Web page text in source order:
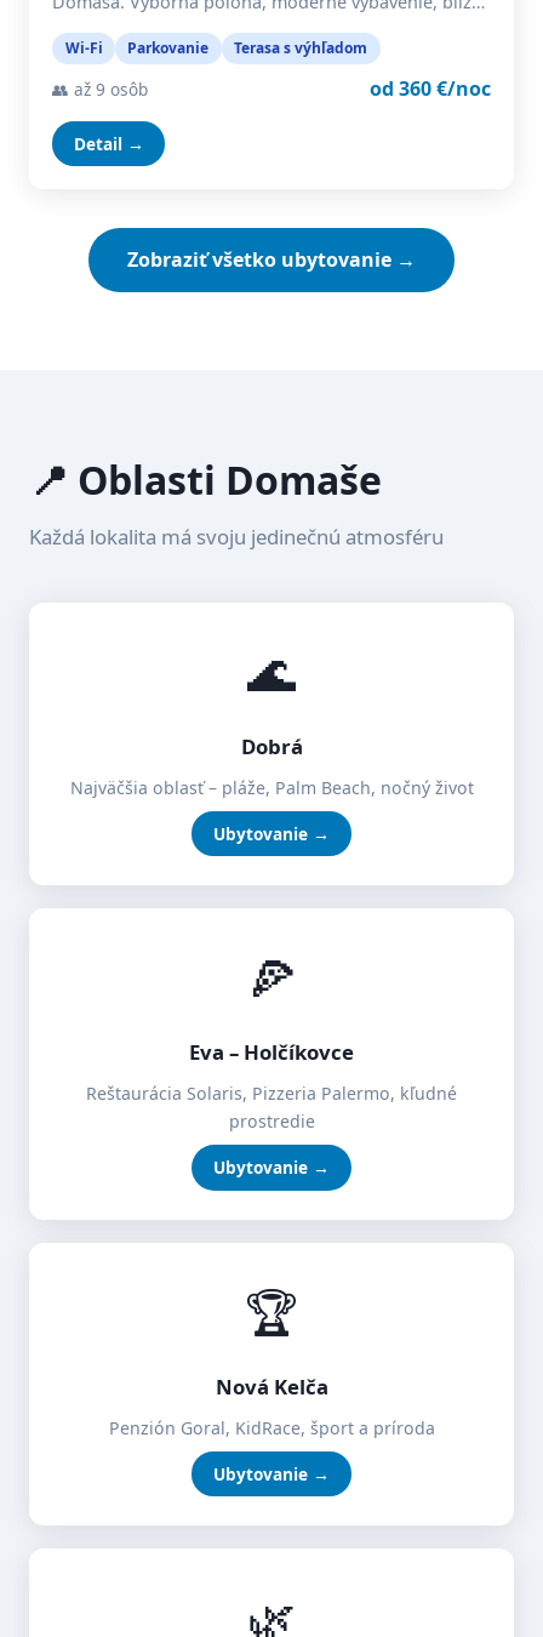
Wi-Fi Parkovanie Terasa s výhľadom
👥 až 9 osôb od 360 €/noc
Detail →
Zobraziť všetko ubytovanie →
📍 Oblasti Domaše
Každá lokalita má svoju jedinečnú atmosféru
🌊
Dobrá
Najväčšia oblasť – pláže, Palm Beach, nočný život
Ubytovanie →
🍕
Eva – Holčíkovce
Reštaurácia Solaris, Pizzeria Palermo, kľudné
prostredie
Ubytovanie →
🏆
Nová Kelča
Penzión Goral, KidRace, šport a príroda
Ubytovanie →
🌿